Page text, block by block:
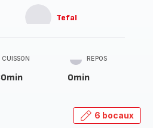
Tefal
CUISSON REPOS
0min
6 bocaux